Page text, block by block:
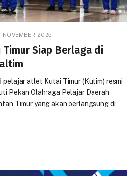
NOVEMBER 2025
Siap Berlaga di
pelajar atlet Kutai Timur (Kutim) resmi
Pekan Olahraga Pelajar Daerah
Timur yang akan berlangsung di